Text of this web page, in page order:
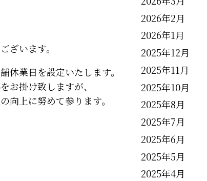
ざいます。
休業日を設定いたします。
お掛け致しますが、
向上に努めて参ります。
2026年2月
2026年1月
2025年12月
2025年11月
2025年10月
2025年8月
2025年7月
2025年6月
2025年5月
2025年4月